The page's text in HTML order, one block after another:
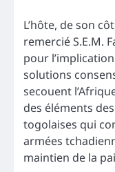
L’hôte, de son
remercié S.E.M.
pour
solutions
secouent
des éléments
togolaises qui
armées
maintien de la